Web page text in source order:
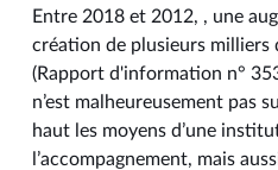
Entre 2018 et 2012, , une
création de plusieurs milliers
(Rapport d'information n°
n’est malheureusement pas
haut les moyens d’une
l’accompagnement, mais